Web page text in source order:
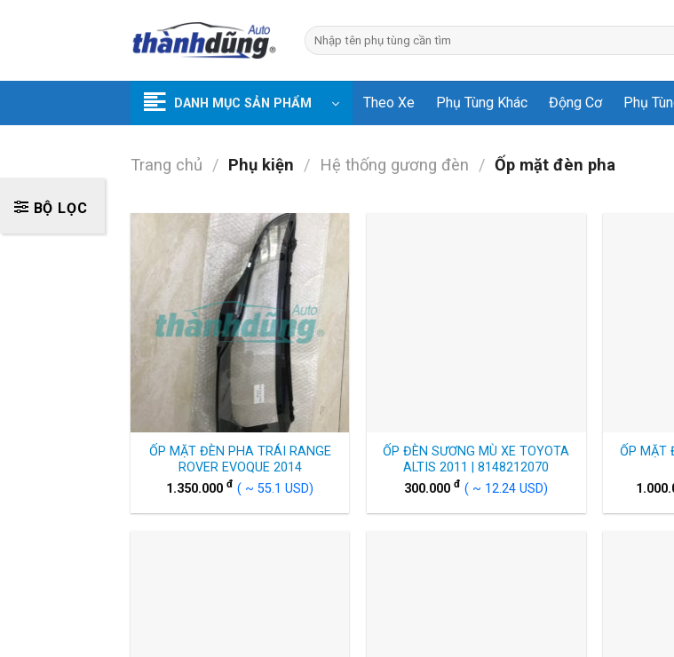
Tìm
kiếm:
DANH MỤC SẢN PHẨM Theo Xe Phụ Tùng Khác Động Cơ Phụ
Trang chủ / Phụ kiện / Hệ thống gương đèn / Ốp mặt đèn pha
BỘ LỌC
ỐP MẶT ĐÈN PHA TRÁI RANGE
ROVER EVOQUE 2014
1.350.000 đ ( ~ 55.1 USD)
ỐP ĐÈN SƯƠNG MÙ XE TOYOTA
ALTIS 2011 | 8148212070
300.000 đ ( ~ 12.24 USD)
ỐP MẶT